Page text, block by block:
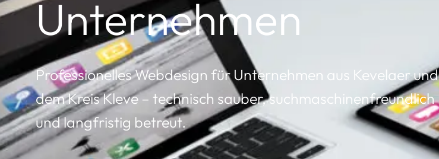
Unternehmen
Professionelles Webdesign für Unternehmen aus Kevelaer und
dem Kreis Kleve – technisch sauber, suchmaschinenfreundlich
und langfristig betreut.